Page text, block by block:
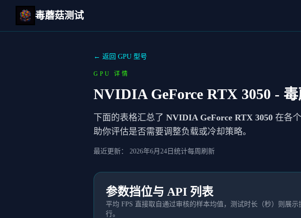
毒蘑菇测试
← 返回 GPU 型号
GPU 详情
NVIDIA GeForce RTX 3050 -
下面的表格汇总了 NVIDIA GeForce RTX 3050 在各
助你评估是否需要调整负载或冷却策略。
最近更新： 2026年6月24日 统计每周刷新
参数挡位与 API 列表
平均 FPS 直接取自通过审核的样本均值，测试时长（秒）则展
行。